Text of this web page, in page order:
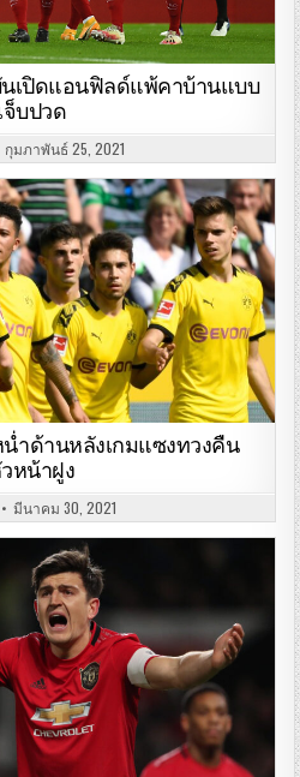
นเปิดแอนฟิลด์แพ้คาบ้านแบบ
จ็บปวด
กุมภาพันธ์ 25, 2021
ำด้านหลังเกมแซงทวงคืน
หน้าฝูง
มีนาคม 30, 2021